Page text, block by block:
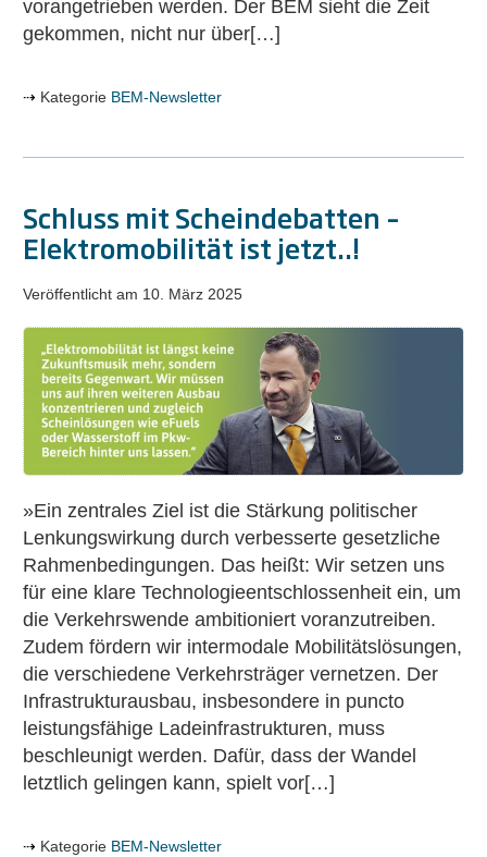
vorangetrieben werden. Der BEM sieht die Zeit
gekommen, nicht nur über[…]
Kategorie BEM-Newsletter
Schluss mit Scheindebatten –
Elektromobilität ist jetzt..!
Veröffentlicht am 10. März 2025
Schluss
mit
Scheindebatten
–
Elektromobilität
ist
jetzt..!
»Ein zentrales Ziel ist die Stärkung politischer
Lenkungswirkung durch verbesserte gesetzliche
Rahmenbedingungen. Das heißt: Wir setzen uns
für eine klare Technologieentschlossenheit ein, um
die Verkehrswende ambitioniert voranzutreiben.
Zudem fördern wir intermodale Mobilitätslösungen,
die verschiedene Verkehrsträger vernetzen. Der
Infrastrukturausbau, insbesondere in puncto
leistungsfähige Ladeinfrastrukturen, muss
beschleunigt werden. Dafür, dass der Wandel
letztlich gelingen kann, spielt vor[…]
Kategorie BEM-Newsletter